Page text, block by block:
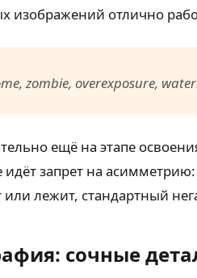
изображений отлично
zombie, overexposure,
ещё на этапе
запрет на асимметрию:
или лежит, стандартный
сочные